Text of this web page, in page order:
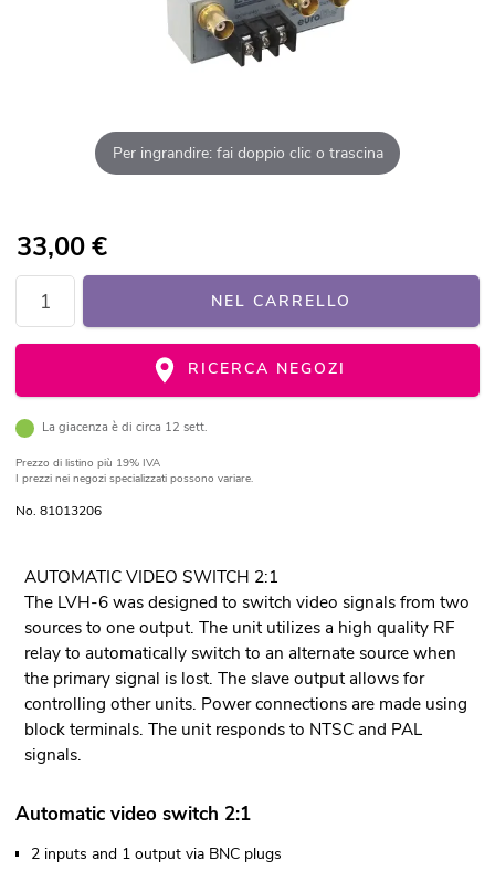
Per ingrandire: fai doppio clic o trascina
33,00€
NEL CARRELLO
RICERCA NEGOZI
La giacenza è di circa 12 sett.
Prezzo di listino più 19% IVA
I prezzi nei negozi specializzati possono variare.
No. 81013206
AUTOMATIC VIDEO SWITCH 2:1
The LVH-6 was designed to switch video signals from two
sources to one output. The unit utilizes a high quality RF
relay to automatically switch to an alternate source when
the primary signal is lost. The slave output allows for
controlling other units. Power connections are made using
block terminals. The unit responds to NTSC and PAL
signals.
Automatic video switch 2:1
2 inputs and 1 output via BNC plugs